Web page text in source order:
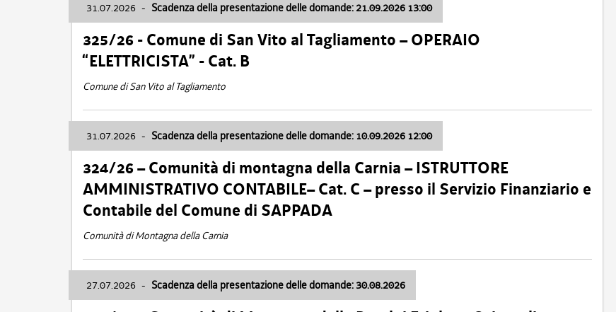
31.07.2026 - Scadenza della presentazione delle domande: 21.09.2026 13:00
325/26 - Comune di San Vito al Tagliamento – OPERAIO
“ELETTRICISTA” - Cat. B
Comune di San Vito al Tagliamento
31.07.2026 - Scadenza della presentazione delle domande: 10.09.2026 12:00
324/26 – Comunità di montagna della Carnia – ISTRUTTORE
AMMINISTRATIVO CONTABILE– Cat. C – presso il Servizio Finanziario e
Contabile del Comune di SAPPADA
Comunità di Montagna della Carnia
27.07.2026 - Scadenza della presentazione delle domande: 30.08.2026